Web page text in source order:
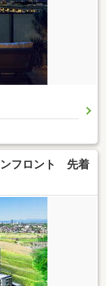
ンフロント 先着